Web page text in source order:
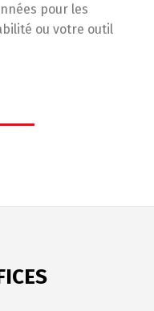
pour les
ou votre outil